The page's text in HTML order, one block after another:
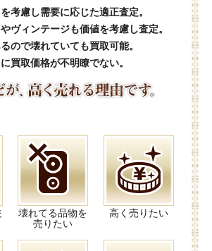
考慮し需要に応じた適正査定。
ヴィンテージも価値を考慮し査定。
ので壊れていても買取可能。
買取価格が不明瞭でない。
壊れてる品物を
売りたい
高く売りたい